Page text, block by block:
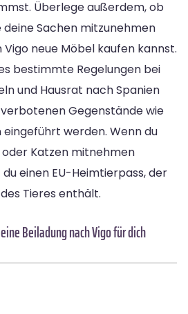
Überlege außerdem, ob
Sachen mitzunehmen
neue Möbel kaufen kannst.
bestimmte Regelungen bei
und Hausrat nach Spanien
Gegenstände wie
werden. Wenn du
oder Katzen mitnehmen
einen EU-Heimtierpass, der
Tieres enthält.
Beiladung nach Vigo für dich